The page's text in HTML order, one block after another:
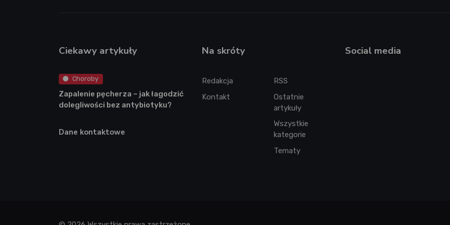
Ciekawy artykuły
Choroby
Zapalenie pęcherza – jak łagodzić
dolegliwości bez antybiotyku?
Dane kontaktowe
Na skróty
Redakcja
Kontakt
RSS
Ostatnie
artykuły
Wszystkie
kategorie
Tematy
Social media